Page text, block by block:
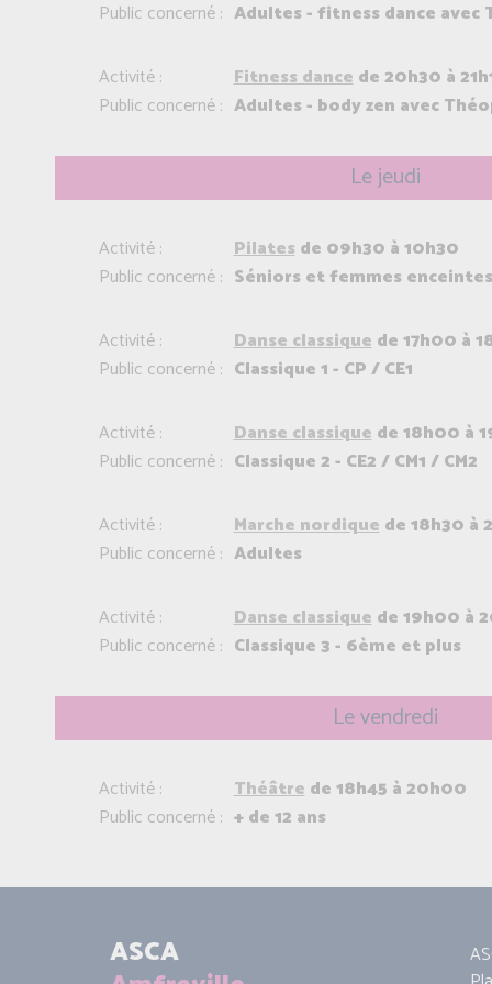
Public concerné : Adultes - fitness dance avec
Activité : Fitness dance de 20h30 à
Public concerné : Adultes - body zen avec
Le jeudi
Activité : Pilates de 09h30 à 10h30
Public concerné : Séniors et femmes enceintes
Activité : Danse classique de 17h00 à
Public concerné : Classique 1 - CP / CE1
Activité : Danse classique de 18h00 à
Public concerné : Classique 2 - CE2 / CM1 / CM2
Activité : Marche nordique de 18h30 à
Public concerné : Adultes
Activité : Danse classique de 19h00 à
Public concerné : Classique 3 - 6ème et plus
Le vendredi
Activité : Théâtre de 18h45 à 20h00
Public concerné : + de 12 ans
ASCA